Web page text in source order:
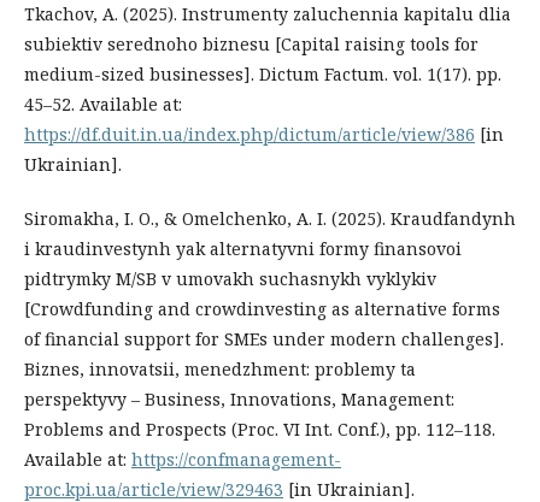
Tkachov, A. (2025). Instrumenty zaluchennia kapitalu dlia
subiektiv serednoho biznesu [Capital raising tools for
medium-sized businesses]. Dictum Factum. vol. 1(17). pp.
45–52. Available at:
https://df.duit.in.ua/index.php/dictum/article/view/386 [in
Ukrainian].
Siromakha, I. O., & Omelchenko, A. I. (2025). Kraudfandynh
i kraudinvestynh yak alternatyvni formy finansovoi
pidtrymky M/SB v umovakh suchasnykh vyklykiv
[Crowdfunding and crowdinvesting as alternative forms
of financial support for SMEs under modern challenges].
Biznes, innovatsii, menedzhment: problemy ta
perspektyvy – Business, Innovations, Management:
Problems and Prospects (Proc. VI Int. Conf.), pp. 112–118.
Available at: https://confmanagement-
proc.kpi.ua/article/view/329463 [in Ukrainian].